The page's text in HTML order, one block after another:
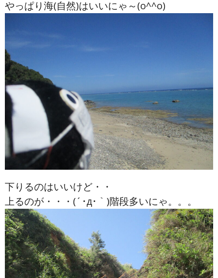
やっぱり海(自然)はいいにゃ～(o^^o)
下りるのはいいけど・・
上るのが・・・(´･д･｀)階段多いにゃ。。。